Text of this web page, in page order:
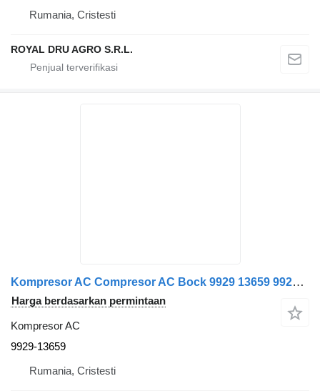
Rumania, Cristesti
ROYAL DRU AGRO S.R.L.
Kompresor AC Compresor AC Bock 9929 13659 9929-13659 untuk truk Volvo Pluscom
Harga berdasarkan permintaan
Kompresor AC
9929-13659
Rumania, Cristesti